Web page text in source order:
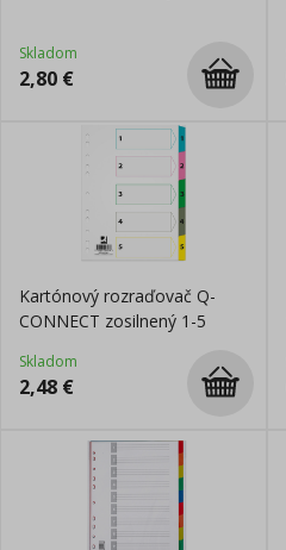
Skladom
2,80 €
Kartónový rozraďovač Q-
CONNECT zosilnený 1-5
Skladom
2,48 €